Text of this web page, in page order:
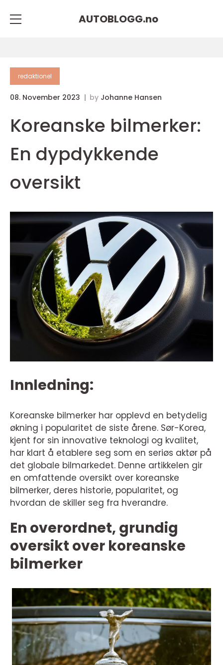
AUTOBLOGG.no
redaktionel
08. November 2023 by Johanne Hansen
Koreanske bilmerker:
En dypdykkende
oversikt
Innledning:
Koreanske bilmerker har opplevd en betydelig
økning i popularitet de siste årene. Sør-Korea,
kjent for sin innovative teknologi og kvalitet,
har klart å etablere seg som en seriøs aktør på
det globale bilmarkedet. Denne artikkelen gir
en omfattende oversikt over koreanske
bilmerker, deres historie, popularitet, og
hvordan de skiller seg fra hverandre.
En overordnet, grundig
oversikt over koreanske
bilmerker